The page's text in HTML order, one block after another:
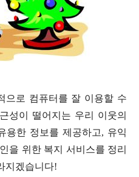
으로 컴퓨터를 잘 이용할 수
성이 떨어지는 우리 이웃의
용한 정보를 제공하고, 유익
을 위한 복지 서비스를 정리
지겠습니다!